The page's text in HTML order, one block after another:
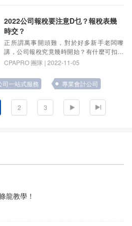
2022公司報稅要注意D乜？報稅表幾
時交？
正所謂萬事開頭難，對於好多新手老闆嚟
講，公司報稅究竟幾時開始？有什麼可扣稅
項目？有限公司報稅、無限公司報稅又有 …
CPAPRO 團隊 | 2022-11-05
司一站式服務 專業會計公司
2 3
龍教學！